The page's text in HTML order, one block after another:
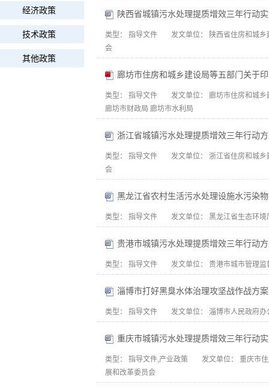
经济政策
技术政策
其他政策
陕西省城镇污水处理提质增效三年行动
类型： 指导文件 发文单位：
陕西省住房和城
会
类型： 指导文件 发文单位： 廊坊市住房和城
廊坊市财政局 廊坊市水利局
浙江省城镇污水处理提质增效三年行动
类型： 指导文件 发文单位： 浙江省住房和城
会
黑龙江省农村生活污水处理设施水污染
类型： 指导文件 发文单位： 黑龙江省生态环境
贵港市城镇污水处理提质增效三年行动
类型： 指导文件 发文单位： 贵港市城市管理监
淄博市打好黑臭水体治理攻坚战作战方案
类型： 指导文件 发文单位： 淄博市人民政府办
重庆市城镇污水处理提质增效三年行动
类型： 指导文件,产业政策 发文单位： 重庆市
展和改革委员会